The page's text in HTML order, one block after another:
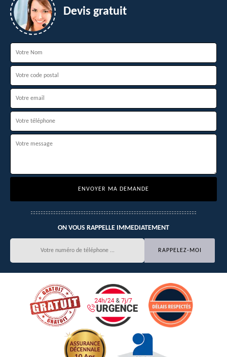
Devis gratuit
ON VOUS RAPPELLE IMMEDIATEMENT